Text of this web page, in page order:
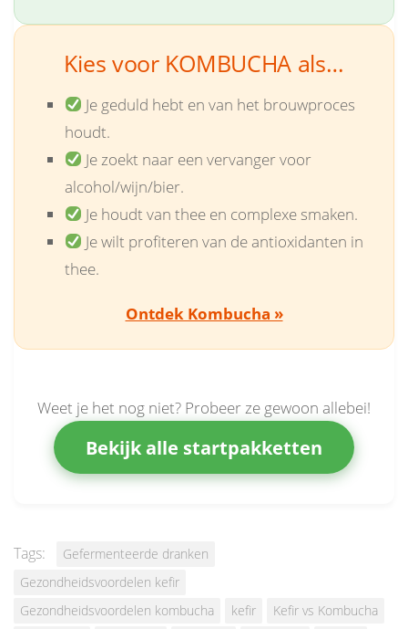
Kies voor KOMBUCHA als…
Je geduld hebt en van het brouwproces
houdt.
Je zoekt naar een vervanger voor
alcohol/wijn/bier.
Je houdt van thee en complexe smaken.
Je wilt profiteren van de antioxidanten in
thee.
Ontdek Kombucha »
Weet je het nog niet? Probeer ze gewoon allebei!
Bekijk alle startpakketten
Tags:
Gefermenteerde dranken
Gezondheidsvoordelen kefir
Gezondheidsvoordelen kombucha
kefir
Kefir vs Kombucha